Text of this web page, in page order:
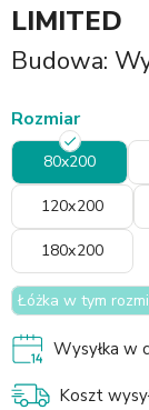
LIMITED
Budowa:
Rozmiar
80x200
120x200
180x200
Łóżka w tym
Wysyłka w
Koszt